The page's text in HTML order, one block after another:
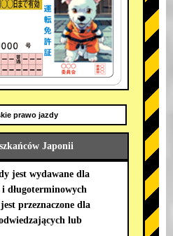
prawo jazdy
Japonii
jest wydawane dla
i długoterminowych
przeznaczone dla
lub